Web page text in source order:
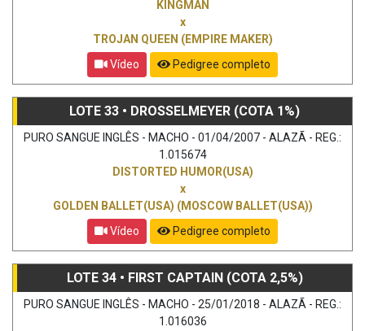
KINGMAN
x
TROJAN QUEEN (EMPIRE MAKER)
Vídeo
Pedigree completo
LOTE 33 • DROSSELMEYER (COTA 1%)
PURO SANGUE INGLÊS - MACHO - 01/04/2007 - ALAZÃ - REG.:
1.015674
DISTORTED HUMOR(USA)
x
GOLDEN BALLET(USA) (MOSCOW BALLET(USA))
Vídeo
Pedigree completo
LOTE 34 • FIRST CAPTAIN (COTA 2,5%)
PURO SANGUE INGLÊS - MACHO - 25/01/2018 - ALAZÃ - REG.:
1.016036